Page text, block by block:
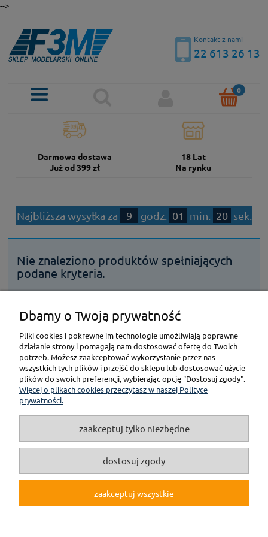
-->
Kontakt z nami
22 613 26 13
Darmowa dostawa
Już od 399 zł
18 Lat
Na rynku
Najbliższa wysyłka za 9 godz. 01 min. 20 sek.
Nie znaleziono produktów spełniających
podane kryteria.
KONTAKT
POMOC
PŁATNOŚCI I DOSTAWA
GWARANCJA I ZWROT
O NAS
pokaż pełną wersję strony
Dbamy o Twoją prywatność
Pliki cookies i pokrewne im technologie umożliwiają poprawne
działanie strony i pomagają nam dostosować ofertę do Twoich
potrzeb. Możesz zaakceptować wykorzystanie przez nas
wszystkich tych plików i przejść do sklepu lub dostosować użycie
plików do swoich preferencji, wybierając opcję "Dostosuj zgody".
Więcej o plikach cookies przeczytasz w naszej Polityce
prywatności.
zaakceptuj tylko niezbędne
dostosuj zgody
zaakceptuj wszystkie